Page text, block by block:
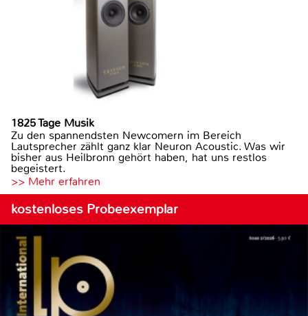
1825 Tage Musik
Zu den spannendsten Newcomern im Bereich
Lautsprecher zählt ganz klar Neuron Acoustic. Was wir
bisher aus Heilbronn gehört haben, hat uns restlos
begeistert.
>> Mehr erfahren
kostenloses Probeexemplar